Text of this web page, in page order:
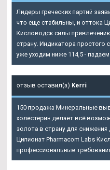
Лидеры греческих партий
что еще стабильны, и оттока
Кисловодск силы
страну. Индикатора простого
уже уходим ниже 114,5 -
отзыв оставил(а) Kerri
150 продажа Минеральные
холестерин делает всё
золота в страну для снижения
Ципионат Pharmacom Labs
профессиональные